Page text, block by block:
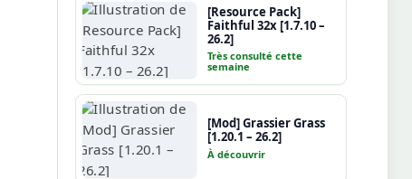
[Resource Pack]
Faithful 32x [1.7.10 –
26.2]
Très consulté cette
semaine
[Mod] Grassier Grass
[1.20.1 – 26.2]
À découvrir